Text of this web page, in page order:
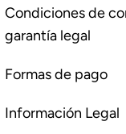
Condiciones de
garantía legal
Formas de pago
Información Legal